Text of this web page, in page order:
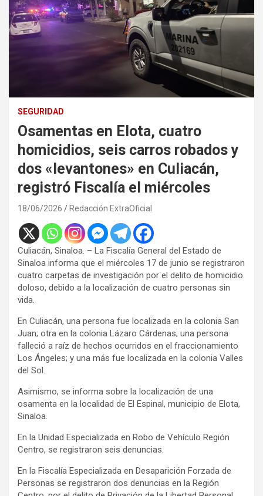
SEGURIDAD
Osamentas en Elota, cuatro
homicidios, seis carros robados y
dos «levantones» en Culiacán,
registró Fiscalía el miércoles
18/06/2026 Redacción ExtraOficial
Culiacán, Sinaloa. – La Fiscalía General del Estado de
Sinaloa informa que el miércoles 17 de junio se registraron
cuatro carpetas de investigación por el delito de homicidio
doloso, debido a la localización de cuatro personas sin
vida.
En Culiacán, una persona fue localizada en la colonia San
Juan; otra en la colonia Lázaro Cárdenas; una persona
falleció a raíz de hechos ocurridos en el fraccionamiento
Los Ángeles; y una más fue localizada en la colonia Valles
del Sol.
Asimismo, se informa sobre la localización de una
osamenta en la localidad de El Espinal, municipio de Elota,
Sinaloa.
En la Unidad Especializada en Robo de Vehículo Región
Centro, se registraron seis denuncias.
En la Fiscalía Especializada en Desaparición Forzada de
Personas se registraron dos denuncias en la Región